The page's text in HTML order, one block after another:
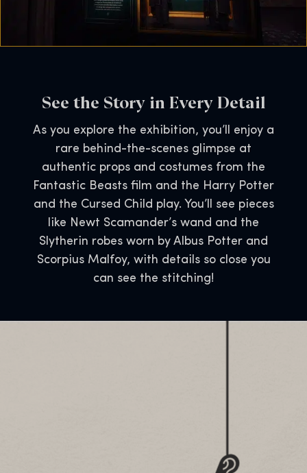
See the Story in Every Detail
As you explore the exhibition, you’ll enjoy a
rare behind-the-scenes glimpse at
authentic props and costumes from the
Fantastic Beasts film and the Harry Potter
and the Cursed Child play. You’ll see pieces
like Newt Scamander’s wand and the
Slytherin robes worn by Albus Potter and
Scorpius Malfoy, with details so close you
can see the stitching!